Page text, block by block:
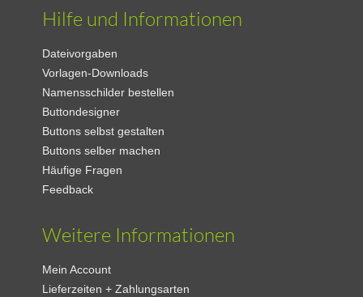
Hilfe und Informationen
Dateivorgaben
Vorlagen-Downloads
Namensschilder bestellen
Buttondesigner
Buttons selbst gestalten
Buttons selber machen
Häufige Fragen
Feedback
Weitere Informationen
Mein Account
Lieferzeiten + Zahlungsarten